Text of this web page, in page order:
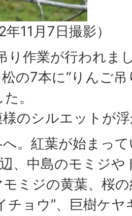
11月7日撮影）
り作業が行われま
の7本に“りんご
。
のシルエットが
。紅葉が始まっ
、中島のモミジ
ミジの黄葉、桜
チョウ”、巨樹ケ